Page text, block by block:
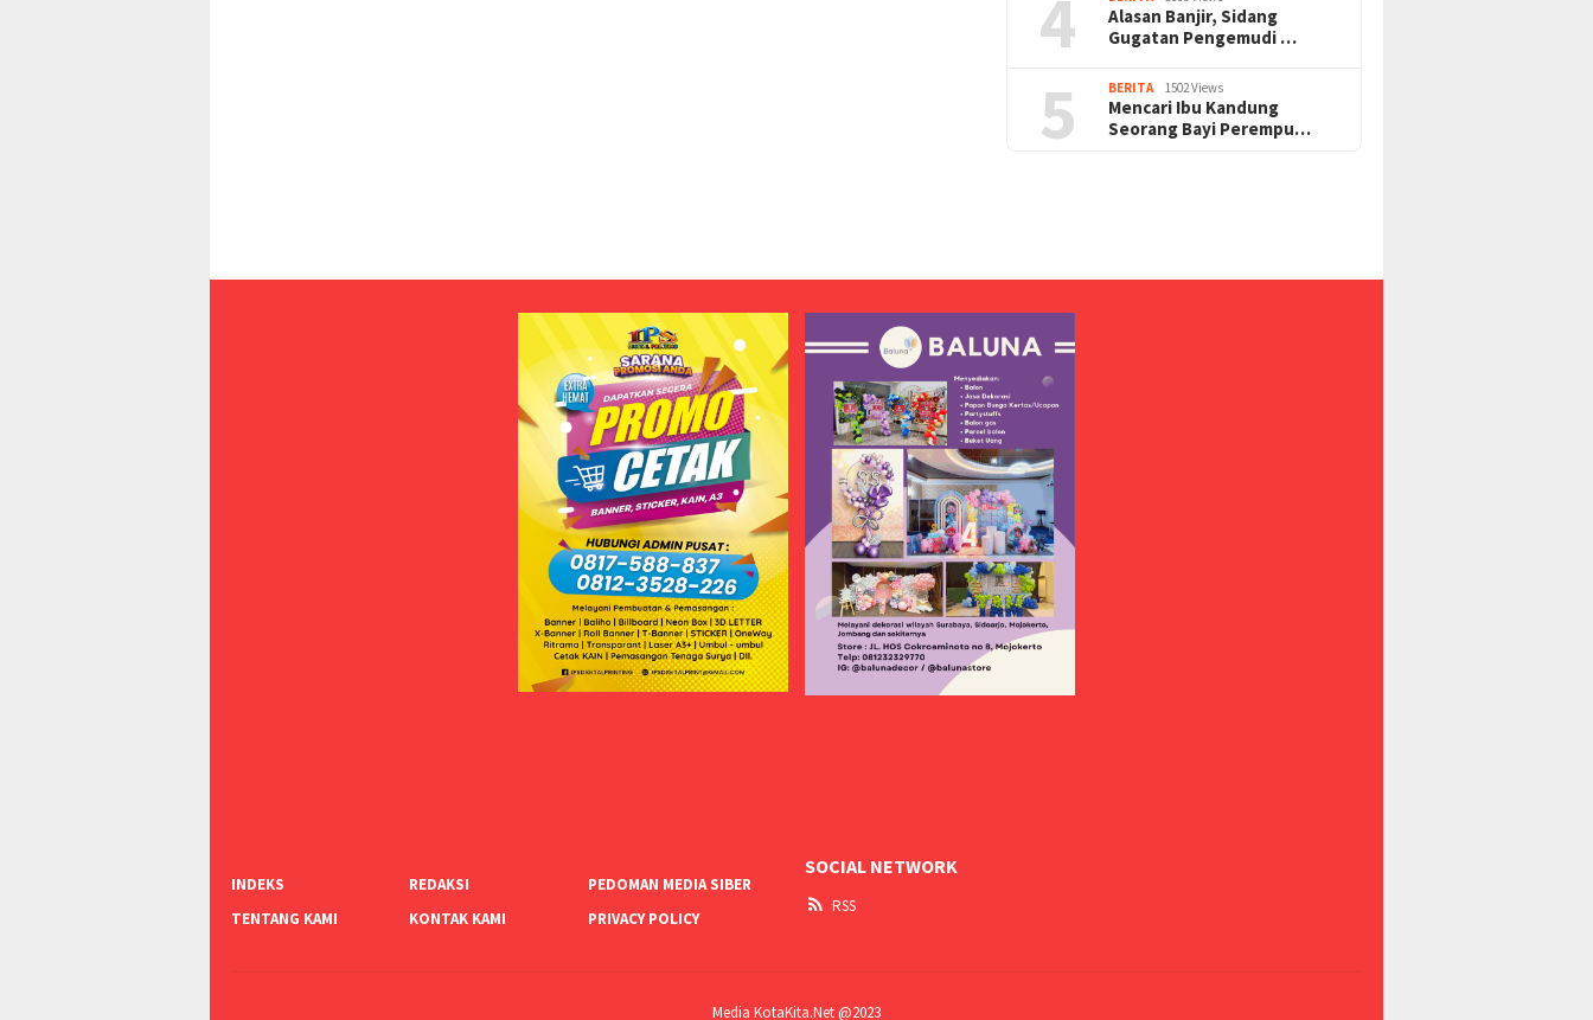
4
Alasan Banjir, Sidang
Gugatan Pengemudi …
5 BERITA 1502 Views
Mencari Ibu Kandung
Seorang Bayi Perempu…
INDEKS REDAKSI
PEDOMAN MEDIA SIBER
TENTANG KAMI
KONTAK KAMI PRIVACY POLICY
SOCIAL NETWORK
RSS
Media KotaKita.Net @2023